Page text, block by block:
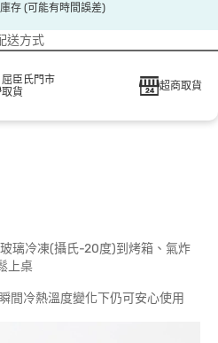
存 (可能有時間誤差)
送方式
屈臣氏門市
取貨
超商取貨
璃冷凍(攝氏-20度)到烤箱、氣炸
上桌
間冷熱溫度變化下仍可安心使用